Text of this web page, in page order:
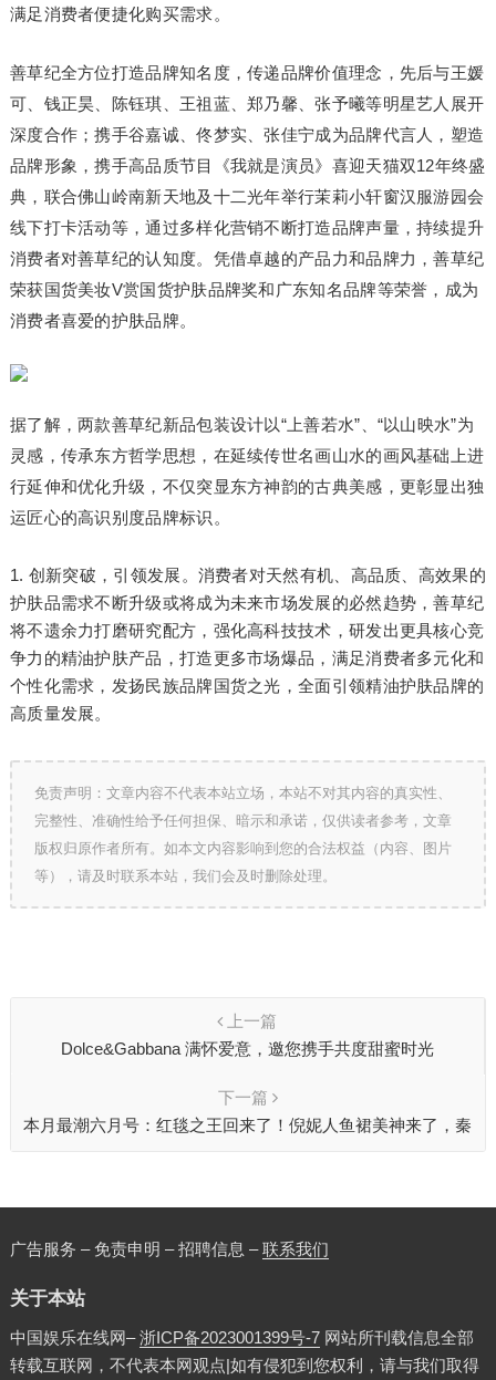
满足消费者便捷化购买需求。
善草纪全方位打造品牌知名度，传递品牌价值理念，先后与王媛
可、钱正昊、陈钰琪、王祖蓝、郑乃馨、张予曦等明星艺人展开
深度合作；携手谷嘉诚、佟梦实、张佳宁成为品牌代言人，塑造
品牌形象，携手高品质节目《我就是演员》喜迎天猫双12年终盛
典，联合佛山岭南新天地及十二光年举行茉莉小轩窗汉服游园会
线下打卡活动等，通过多样化营销不断打造品牌声量，持续提升
消费者对善草纪的认知度。凭借卓越的产品力和品牌力，善草纪
荣获国货美妆V赏国货护肤品牌奖和广东知名品牌等荣誉，成为
消费者喜爱的护肤品牌。
据了解，两款善草纪新品包装设计以“上善若水”、“以山映水”为
灵感，传承东方哲学思想，在延续传世名画山水的画风基础上进
行延伸和优化升级，不仅突显东方神韵的古典美感，更彰显出独
运匠心的高识别度品牌标识。
创新突破，引领发展。消费者对天然有机、高品质、高效果的
护肤品需求不断升级或将成为未来市场发展的必然趋势，善草纪
将不遗余力打磨研究配方，强化高科技技术，研发出更具核心竞
争力的精油护肤产品，打造更多市场爆品，满足消费者多元化和
个性化需求，发扬民族品牌国货之光，全面引领精油护肤品牌的
高质量发展。
免责声明：文章内容不代表本站立场，本站不对其内容的真实性、
完整性、准确性给予任何担保、暗示和承诺，仅供读者参考，文章
版权归原作者所有。如本文内容影响到您的合法权益（内容、图片
等），请及时联系本站，我们会及时删除处理。
上一篇
Dolce&Gabbana 满怀爱意，邀您携手共度甜蜜时光
下一篇
本月最潮六月号：红毯之王回来了！倪妮人鱼裙美神来了，秦
广告服务 – 免责申明 – 招聘信息 –联系我们
关于本站
中国娱乐在线网–浙ICP备2023001399号-7网站所刊载信息全部
转载互联网，不代表本网观点|如有侵犯到您权利，请与我们取得